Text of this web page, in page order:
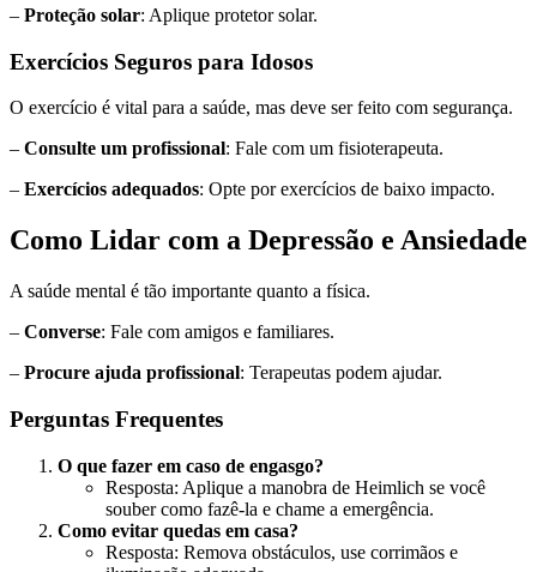
– Proteção solar: Aplique protetor solar.
Exercícios Seguros para Idosos
O exercício é vital para a saúde, mas deve ser feito com segurança.
– Consulte um profissional: Fale com um fisioterapeuta.
– Exercícios adequados: Opte por exercícios de baixo impacto.
Como Lidar com a Depressão e Ansiedade
A saúde mental é tão importante quanto a física.
– Converse: Fale com amigos e familiares.
– Procure ajuda profissional: Terapeutas podem ajudar.
Perguntas Frequentes
O que fazer em caso de engasgo?
Resposta: Aplique a manobra de Heimlich se você
souber como fazê-la e chame a emergência.
Como evitar quedas em casa?
Resposta: Remova obstáculos, use corrimãos e